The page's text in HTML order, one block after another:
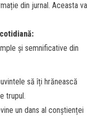
din jurnal. Aceasta va
și semnificative din
să îți hrănească
trupul.
un dans al conștienței